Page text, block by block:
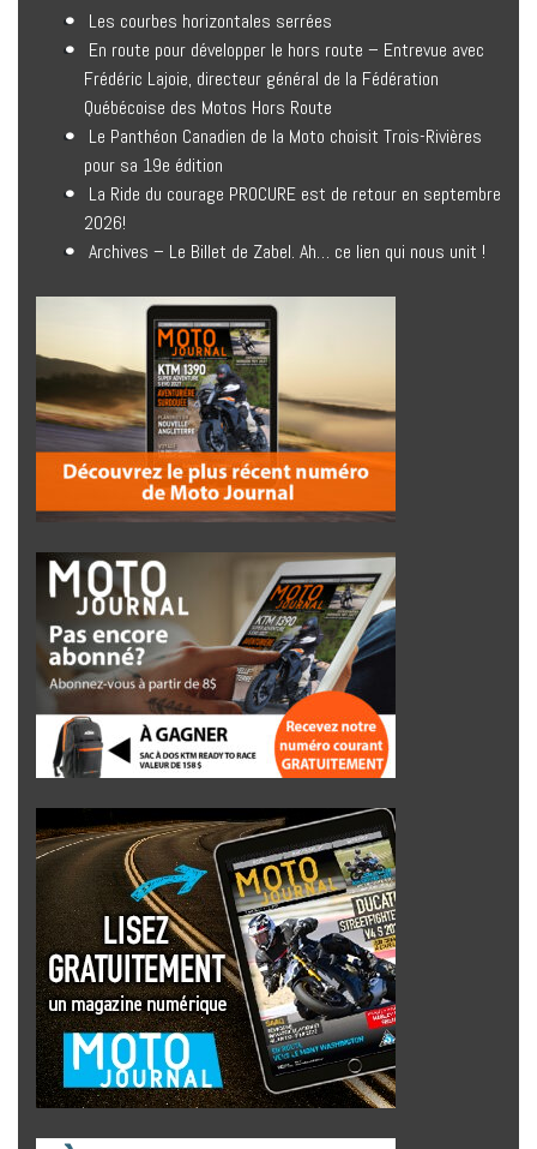
Les courbes horizontales serrées
En route pour développer le hors route – Entrevue avec
Frédéric Lajoie, directeur général de la Fédération
Québécoise des Motos Hors Route
Le Panthéon Canadien de la Moto choisit Trois-Rivières
pour sa 19e édition
La Ride du courage PROCURE est de retour en septembre
2026!
Archives – Le Billet de Zabel. Ah… ce lien qui nous unit !